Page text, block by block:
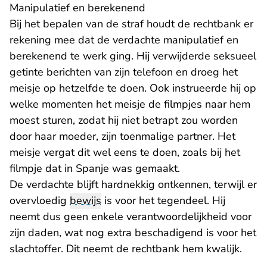
Manipulatief en berekenend
Bij het bepalen van de straf houdt de rechtbank er
rekening mee dat de verdachte manipulatief en
berekenend te werk ging. Hij verwijderde seksueel
getinte berichten van zijn telefoon en droeg het
meisje op hetzelfde te doen. Ook instrueerde hij op
welke momenten het meisje de filmpjes naar hem
moest sturen, zodat hij niet betrapt zou worden
door haar moeder, zijn toenmalige partner. Het
meisje vergat dit wel eens te doen, zoals bij het
filmpje dat in Spanje was gemaakt.
De verdachte blijft hardnekkig ontkennen, terwijl er
overvloedig bewijs is voor het tegendeel. Hij
neemt dus geen enkele verantwoordelijkheid voor
zijn daden, wat nog extra beschadigend is voor het
slachtoffer. Dit neemt de rechtbank hem kwalijk.